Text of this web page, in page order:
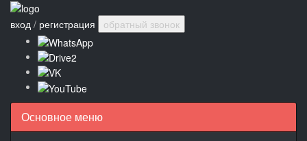
вход / регистрация обратный звонок
Основное меню